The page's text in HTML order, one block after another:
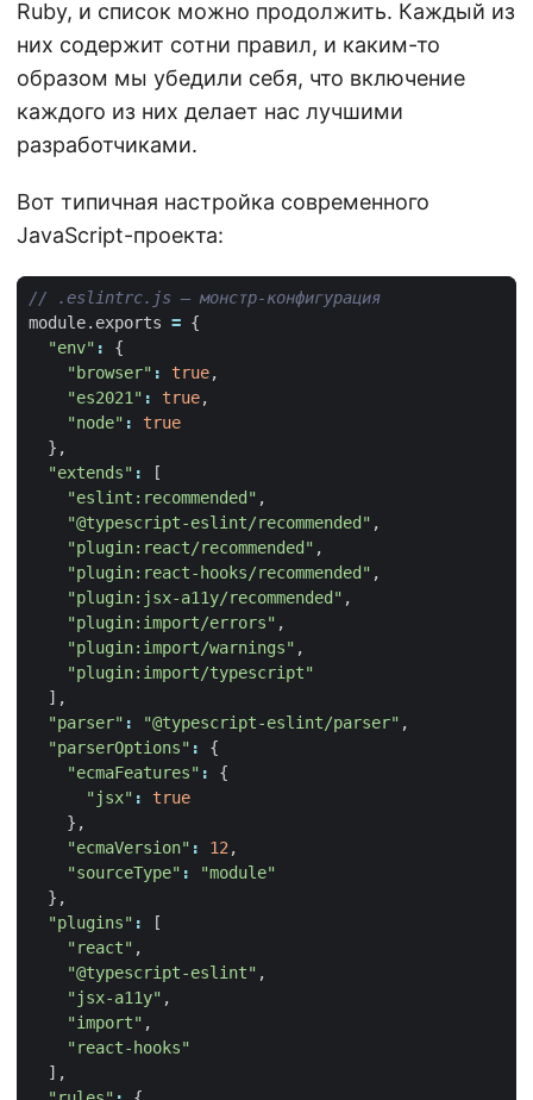
Ruby, и список можно продолжить. Каждый из
них содержит сотни правил, и каким-то
образом мы убедили себя, что включение
каждого из них делает нас лучшими
разработчиками.
Вот типичная настройка современного
JavaScript-проекта:
module. exports = {
"env" :
{
"browser" : true,
"es2021" : true,
"node" :
true
},
"extends" :
[
"eslint:recommended" ,
"@typescript-eslint/recommended" ,
"plugin:react/recommended" ,
"plugin:react-hooks/recommended" ,
"plugin:jsx-a11y/recommended" ,
"plugin:import/errors" ,
"plugin:import/warnings" ,
"plugin:import/typescript"
],
"parser" : "@typescript-eslint/parser" ,
"parserOptions" :
{
"ecmaFeatures" :
{
"jsx" :
true
},
"ecmaVersion" : 12,
"sourceType" :
"module"
},
"plugins" :
[
"react" ,
"@typescript-eslint" ,
"jsx-a11y" ,
"import" ,
"react-hooks"
],